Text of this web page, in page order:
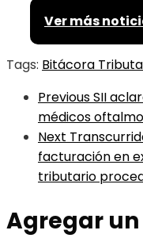
Ver más
Tags: Bitácora
PreviousSII
médicos
Next
facturación en
tributario
Agregar